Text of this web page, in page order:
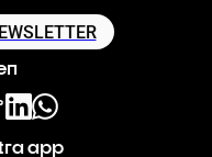
app